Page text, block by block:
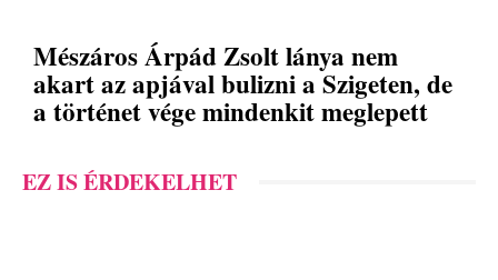
Mészáros Árpád Zsolt lánya nem
akart az apjával bulizni a Szigeten, de
a történet vége mindenkit meglepett
EZ IS ÉRDEKELHET